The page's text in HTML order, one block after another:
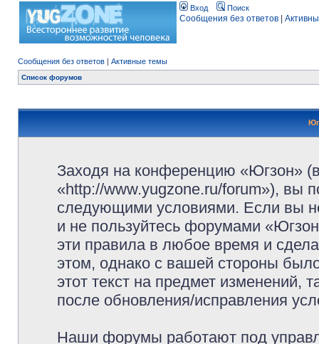
Вход Поиск
Сообщения без ответов
Сообщения без ответов | Активные темы
Список форумов
Заходя на конференцию «Югзон»
«http://www.yugzone.ru/forum»), вы
следующими условиями. Если вы
и не пользуйтесь форумами
эти правила в любое время и
этом, однако с вашей стороны
этот текст на предмет изменений,
после обновления/исправления
Наши форумы работают под